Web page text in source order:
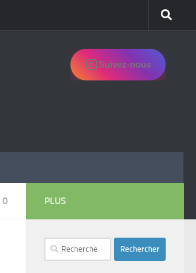
Suivez-nous
0 PLUS
Rechercher :